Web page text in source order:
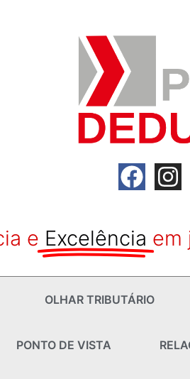
e Excelência em
OLHAR TRIBUTÁRIO
PONTO DE VISTA